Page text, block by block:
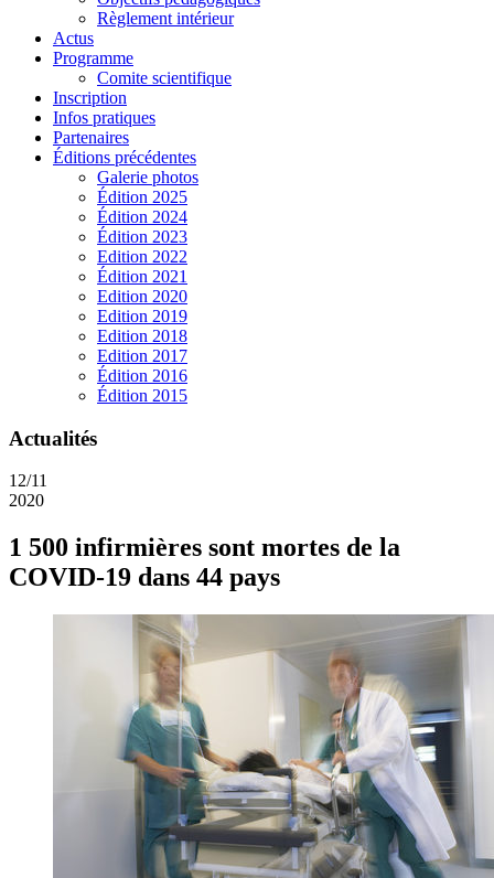
Règlement intérieur
Actus
Programme
Comite scientifique
Inscription
Infos pratiques
Partenaires
Éditions précédentes
Galerie photos
Édition 2025
Édition 2024
Édition 2023
Edition 2022
Édition 2021
Edition 2020
Edition 2019
Edition 2018
Edition 2017
Édition 2016
Édition 2015
Actualités
12/11
2020
1 500 infirmières sont mortes de la
COVID-19 dans 44 pays